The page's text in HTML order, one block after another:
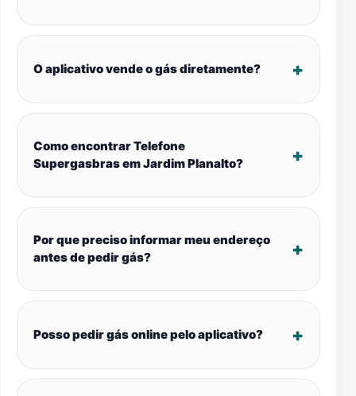
O aplicativo vende o gás diretamente?
Como encontrar Telefone
Supergasbras em Jardim Planalto?
Por que preciso informar meu endereço
antes de pedir gás?
Posso pedir gás online pelo aplicativo?